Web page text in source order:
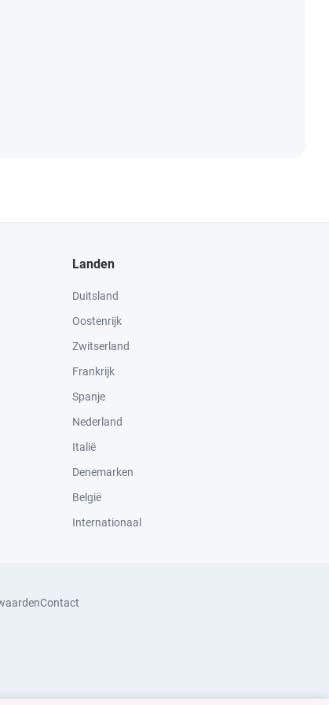
Landen
Duitsland
Oostenrijk
Zwitserland
Frankrijk
Spanje
Nederland
Italië
Denemarken
België
Internationaal
Contact